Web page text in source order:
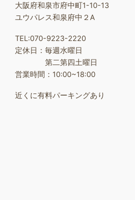
大阪府和泉市府中町1-10-13
ユウパレス和泉府中２A
TEL:070-9223-2220
定休日：毎週水曜日
第二第四土曜日
営業時間：10:00~18:00
近くに有料パーキングあり